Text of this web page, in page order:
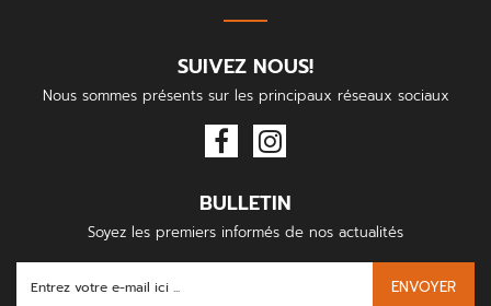
SUIVEZ NOUS!
Nous sommes présents sur les principaux réseaux sociaux
BULLETIN
Soyez les premiers informés de nos actualités
ENVOYER